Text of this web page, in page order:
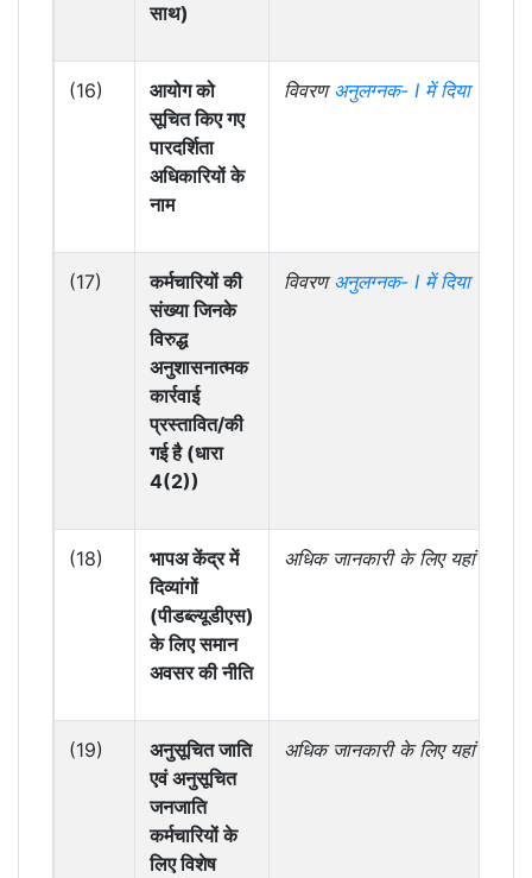
साथ)
(16)
आयोग को
सूचित किए गए
पारदर्शिता
अधिकारियों के
नाम
विवरणअनुलग्नक- I में दिया गया है
(17)
कर्मचारियों की
संख्या जिनके
विरुद्ध
अनुशासनात्मक
कार्रवाई
प्रस्तावित/की
गई है (धारा
4(2))
विवरणअनुलग्नक- I में दिया गया है
(18)
भापअ केंद्र में
दिव्यांगों
(पीडब्ल्यूडीएस)
के लिए समान
अवसर की नीति
अधिक जानकारी के लिए यहां
(19)
अनुसूचित जाति
एवं अनुसूचित
जनजाति
कर्मचारियों के
लिए विशेष
अधिक जानकारी के लिए यहां